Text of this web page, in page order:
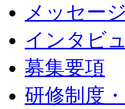
メッセージ
インタビ
募集要項
研修制度